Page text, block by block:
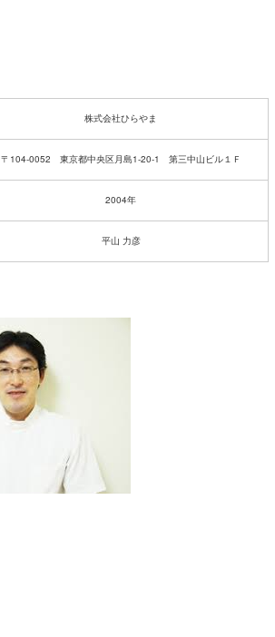
株式会社ひらやま
〒104-0052 東京都中央区月島1-20-1 第三中山ビル１Ｆ
2004年
平山 力彦